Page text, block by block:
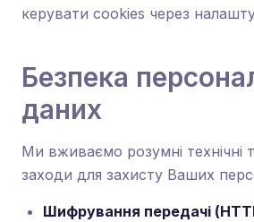
керувати cookies через
Безпека
даних
Ми вживаємо розумні технічні
заходи для захисту Ваших
Шифрування передачі